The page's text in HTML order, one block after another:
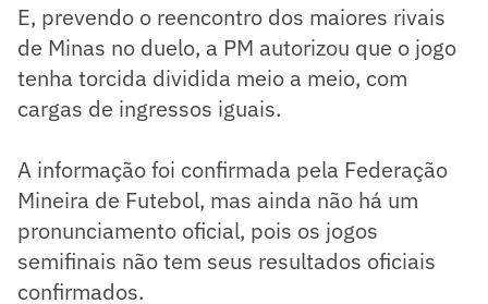
E, prevendo o reencontro dos maiores rivais
de Minas no duelo, a PM autorizou que o jogo
tenha torcida dividida meio a meio, com
cargas de ingressos iguais.
A informação foi confirmada pela Federação
Mineira de Futebol, mas ainda não há um
pronunciamento oficial, pois os jogos
semifinais não tem seus resultados oficiais
confirmados.